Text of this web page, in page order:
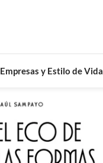
Empresas y Estilo de Vida